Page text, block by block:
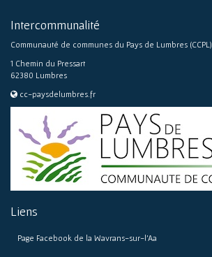
Intercommunalité
Communauté de communes du Pays de Lumbres (CCPL)
1 Chemin du Pressart
62380 Lumbres
cc-paysdelumbres.fr
Liens
Page Facebook de la Wavrans-sur-l’Aa